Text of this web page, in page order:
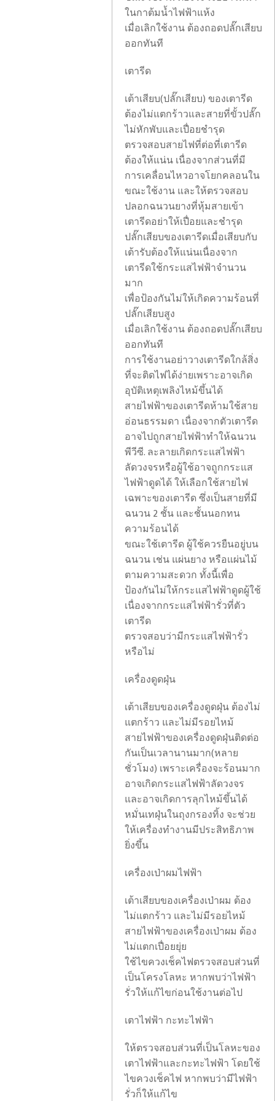
ในกาต้มน้ำไฟฟ้าแห้ง
เมื่อเลิกใช้งาน ต้องถอดปลั๊กเสียบ
ออกทันที
เตารีด
เต้าเสียบ(ปลั๊กเสียบ) ของเตารีด
ต้องไม่แตกร้าวและสายที่ขั้วปลั๊ก
ไม่หักพับและเปื่อยชำรุด
ตรวจสอบสายไฟที่ต่อที่เตารีด
ต้องให้แน่น เนื่องจากส่วนที่มี
การเคลื่อนไหวอาจโยกคลอนใน
ขณะใช้งาน และให้ตรวจสอบ
ปลอกฉนวนยางที่หุ้มสายเข้า
เตารีดอย่าให้เปื่อยและชำรุด
ปลั๊กเสียบของเตารีดเมื่อเสียบกับ
เต้ารับต้องให้แน่นเนื่องจาก
เตารีดใช้กระแสไฟฟ้าจำนวน
มาก
เพื่อป้องกันไม่ให้เกิดความร้อนที่
ปลั๊กเสียบสูง
เมื่อเลิกใช้งาน ต้องถอดปลั๊กเสียบ
ออกทันที
การใช้งานอย่าวางเตารีดใกล้สิ่ง
ที่จะติดไฟได้ง่ายเพราะอาจเกิด
อุบัติเหตุเพลิงไหม้ขึ้นได้
สายไฟฟ้าของเตารีดห้ามใช้สาย
อ่อนธรรมดา เนื่องจากตัวเตารีด
อาจไปถูกสายไฟฟ้าทำให้ฉนวน
พีวีซี. ละลายเกิดกระแสไฟฟ้า
ลัดวงจรหรือผู้ใช้อาจถูกกระแส
ไฟฟ้าดูดได้ ให้เลือกใช้สายไฟ
เฉพาะของเตารีด ซึ่งเป็นสายที่มี
ฉนวน 2 ชั้น และชั้นนอกทน
ความร้อนได้
ขณะใช้เตารีด ผู้ใช้ควรยืนอยู่บน
ฉนวน เช่น แผ่นยาง หรือแผ่นไม้
ตามความสะดวก ทั้งนี้เพื่อ
ป้องกันไม่ให้กระแสไฟฟ้าดูดผู้ใช้
เนื่องจากกระแสไฟฟ้ารั่วที่ตัว
เตารีด
ตรวจสอบว่ามีกระแสไฟฟ้ารั่ว
หรือไม่
เครื่องดูดฝุ่น
เต้าเสียบของเครื่องดูดฝุ่น ต้องไม่
แตกร้าว และไม่มีรอยไหม้
สายไฟฟ้าของเครื่องดูดฝุ่นติดต่อ
กันเป็นเวลานานมาก(หลาย
ชั่วโมง) เพราะเครื่องจะร้อนมาก
อาจเกิดกระแสไฟฟ้าลัดวงจร
และอาจเกิดการลุกไหม้ขึ้นได้
หมั่นเทฝุ่นในถุงกรองทิ้ง จะช่วย
ให้เครื่องทำงานมีประสิทธิภาพ
ยิ่งขึ้น
เครื่องเป่าผมไฟฟ้า
เต้าเสียบของเครื่องเป่าผม ต้อง
ไม่แตกร้าว และไม่มีรอยไหม้
สายไฟฟ้าของเครื่องเป่าผม ต้อง
ไม่แตกเปื่อยยุ่ย
ใช้ไขควงเช็คไฟตรวจสอบส่วนที่
เป็นโครงโลหะ หากพบว่าไฟฟ้า
รั่วให้แก้ไขก่อนใช้งานต่อไป
เตาไฟฟ้า กะทะไฟฟ้า
ให้ตรวจสอบส่วนที่เป็นโลหะของ
เตาไฟฟ้าและกะทะไฟฟ้า โดยใช้
ไขควงเช็คไฟ หากพบว่ามีไฟฟ้า
รั่วก็ให้แก้ไข